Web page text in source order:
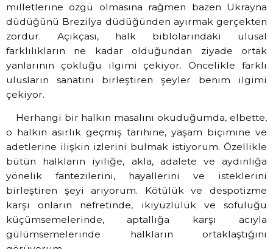
milletlerine özgü olmasına rağmen bazen Ukrayna
düdüğünü Brezilya düdüğünden ayırmak gerçekten
zordur. Açıkçası, halk biblolarındaki ulusal
farklılıkların ne kadar olduğundan ziyade ortak
yanlarının çokluğu ilgimi çekiyor. Öncelikle farklı
ulusların sanatını birleştiren şeyler benim ilgimi
çekiyor.
Herhangi bir halkın masalını okuduğumda, elbette,
o halkın asırlık geçmiş tarihine, yaşam biçimine ve
adetlerine ilişkin izlerini bulmak istiyorum. Özellikle
bütün halkların iyiliğe, akla, adalete ve aydınlığa
yönelik fantezilerini, hayallerini ve isteklerini
birleştiren şeyi arıyorum. Kötülük ve despotizme
karşı onların nefretinde, ikiyüzlülük ve sofuluğu
küçümsemelerinde, aptallığa karşı acıyla
gülümsemelerinde halkların ortaklaştığını